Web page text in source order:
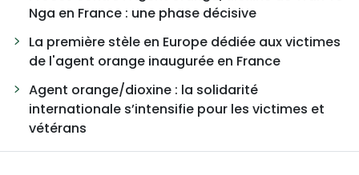
Nga en France : une phase décisive
La première stèle en Europe dédiée aux victimes
de l'agent orange inaugurée en France
Agent orange/dioxine : la solidarité
internationale s’intensifie pour les victimes et
vétérans